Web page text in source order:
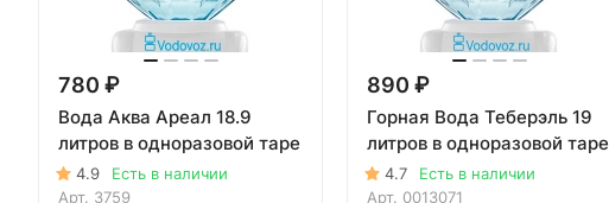
780 ₽
Вода Аква Ареал 18.9
литров в одноразовой таре
4.9
Есть в наличии
Арт. 3759
890 ₽
Горная Вода Теберэль 19
литров в одноразовой таре
4.7
Есть в наличии
Арт. 0013071